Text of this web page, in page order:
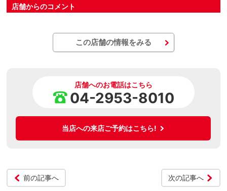
店舗からのコメント
この店舗の情報をみる
店舗へのお電話はこちら
04-2953-8010
当店への来店ご予約はこちら!
前の記事へ 次の記事へ